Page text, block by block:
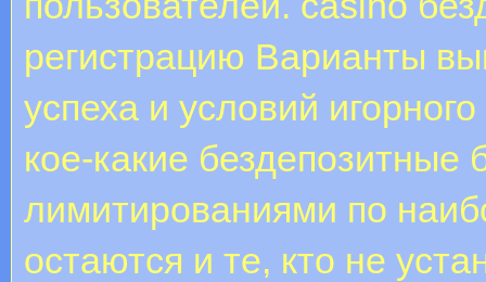
регистрацию Варианты
успеха и условий
кое-какие бездепозитные
лимитированиями по
остаются и те, кто не